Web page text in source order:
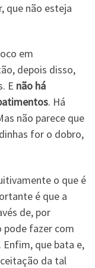
que não esteja
em
depois disso,
E não há
. Há
não parece que
for o dobro,
o que é
é que a
de, por
pode fazer com
que bata e,
da tal